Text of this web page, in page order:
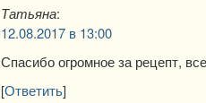
Татьяна:
12.08.2017 в 13:00
Спасибо огромное за рецепт,
[Ответить]